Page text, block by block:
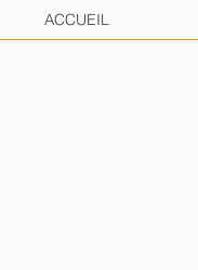
ACCUEIL